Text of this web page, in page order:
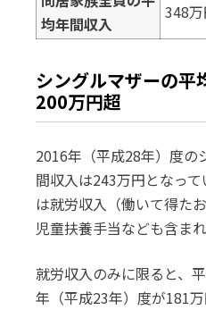
均年間収入
348
シングルマザーの平
200万円超
2016年（平成28年）度の
間収入は243万円となっ
は就労収入（働いて得た
児童扶養手当なども含まれ
就労収入のみに限ると、
年（平成23年）度が181